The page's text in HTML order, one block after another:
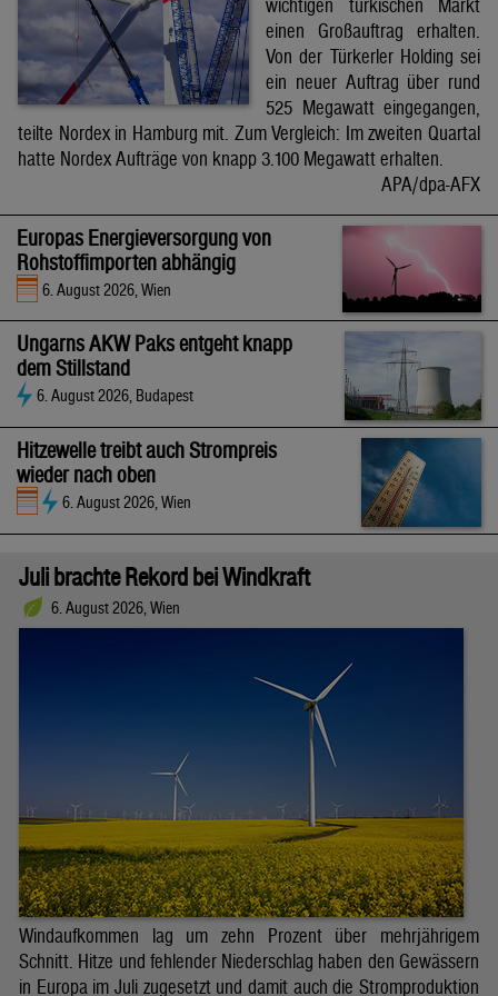
wichtigen türkischen Markt
einen Großauftrag erhalten.
Von der Türkerler Holding sei
ein neuer Auftrag über rund
525 Megawatt eingegangen,
teilte Nordex in Hamburg mit. Zum Vergleich: Im zweiten Quartal
hatte Nordex Aufträge von knapp 3.100 Megawatt erhalten.
APA/dpa-AFX
Europas Energieversorgung von
Rohstoffimporten abhängig
6. August 2026, Wien
Ungarns AKW Paks entgeht knapp
dem Stillstand
6. August 2026, Budapest
Hitzewelle treibt auch Strompreis
wieder nach oben
6. August 2026, Wien
Juli brachte Rekord bei Windkraft
6. August 2026, Wien
Windaufkommen lag um zehn Prozent über mehrjährigem
Schnitt. Hitze und fehlender Niederschlag haben den Gewässern
in Europa im Juli zugesetzt und damit auch die Stromproduktion